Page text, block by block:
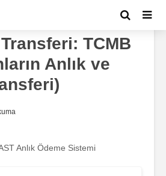
TCMB
Anlık ve
Anlık Ödeme Sistemi